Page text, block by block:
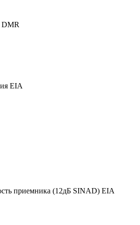
EIA
приемника (12дБ SINAD) EIA